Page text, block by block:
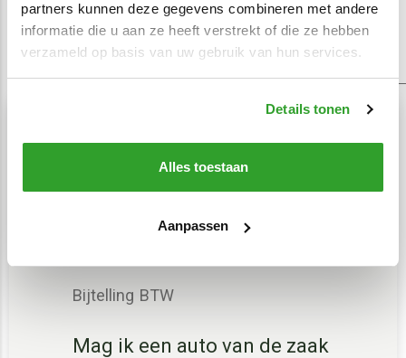
partners kunnen deze gegevens combineren met andere
informatie die u aan ze heeft verstrekt of die ze hebben
verzameld op basis van uw gebruik van hun services.
Details tonen
Alles toestaan
Aanpassen
Related articles
Bijtelling BTW
Mag ik een auto van de zaak